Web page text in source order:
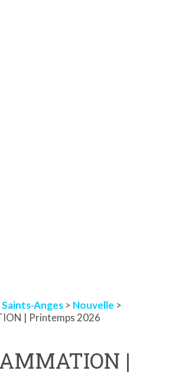
Anges > Nouvelle >
| Printemps 2026
|